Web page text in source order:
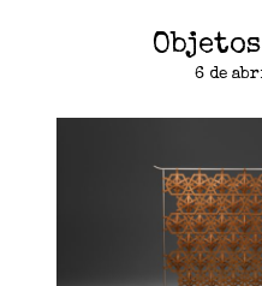
Objetos
6 de